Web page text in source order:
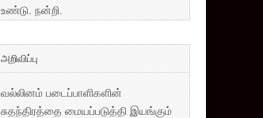
உண்டு. நன்றி.
அறிவிப்பு
வல்லினம் படைப்பாளிகளின்
சுதந்திரத்தை மையப்படுத்தி இயங்கும்